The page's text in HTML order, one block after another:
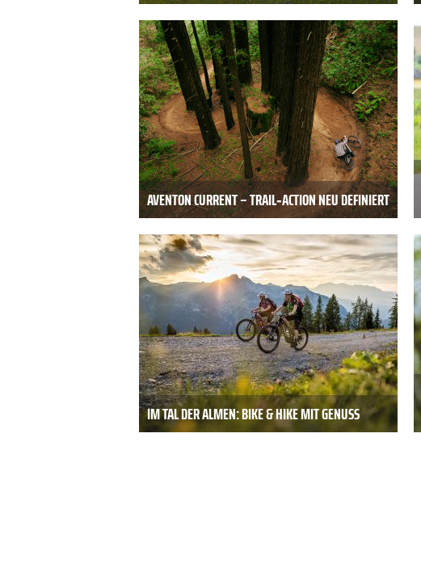
AVENTON CURRENT – TRAIL‑ACTION NEU DEFINIERT
IM TAL DER ALMEN: BIKE & HIKE MIT GENUSS